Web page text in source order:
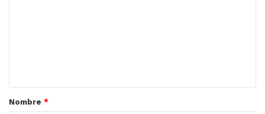
rNombre *